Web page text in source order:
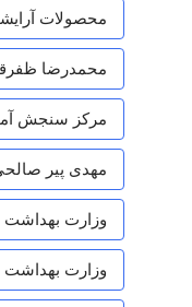
محصولات
محمدرضا
مرکز سنجش
مهدی پیر
وزارت
وزارت بهداشت